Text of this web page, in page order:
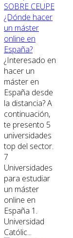
SOBRE CEUPE
¿Dónde hacer
un máster
online en
España?
¿Interesado en
hacer un
máster en
España desde
la distancia? A
continuación,
te presento 5
universidades
top del sector.
7
Universidades
para estudiar
un máster
online en
España 1.
Universidad
Católic...